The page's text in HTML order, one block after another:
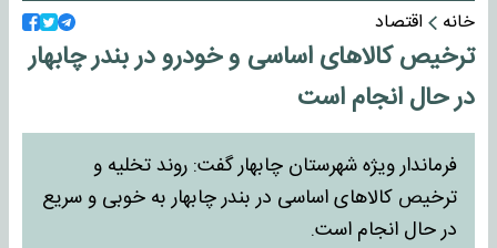
خانه
اقتصاد
ترخیص کالا‌های اساسی و خودرو در بندر چابهار
در حال انجام است
فرماندار ویژه شهرستان چابهار گفت: روند تخلیه و
ترخیص کالا‌های اساسی در بندر چابهار به خوبی و سریع
در حال انجام است.